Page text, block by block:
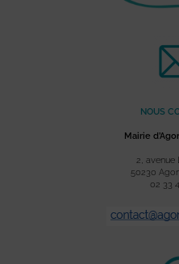
NOUS
Mairie
2, avenue
50230
02 33